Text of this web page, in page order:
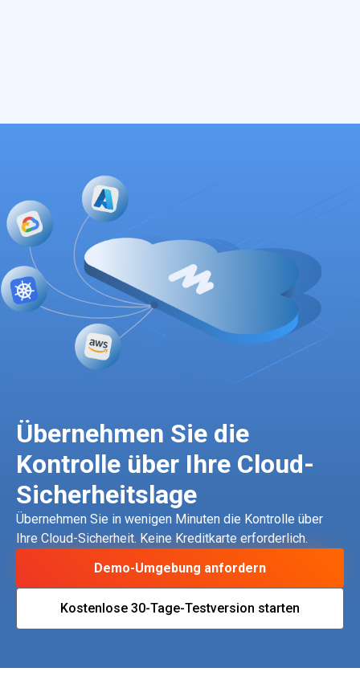
Übernehmen Sie die
Kontrolle über Ihre Cloud-
Sicherheitslage
Übernehmen Sie in wenigen Minuten die Kontrolle über
Ihre Cloud-Sicherheit. Keine Kreditkarte erforderlich.
Demo-Umgebung anfordern
Kostenlose 30-Tage-Testversion starten